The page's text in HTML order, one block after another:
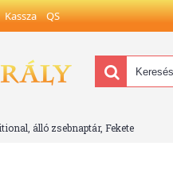
Kassza QS
álló zsebnaptár, Fekete